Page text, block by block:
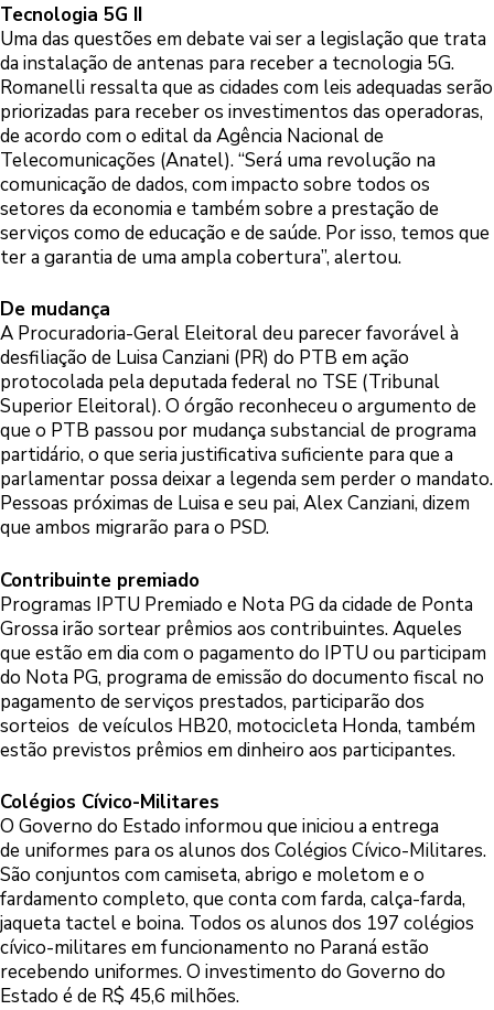
Tecnologia 5G II
Uma das questões em debate vai ser a legislação que trata
da instalação de antenas para receber a tecnologia 5G.
Romanelli ressalta que as cidades com leis adequadas serão
priorizadas para receber os investimentos das operadoras,
de acordo com o edital da Agência Nacional de
Telecomunicações (Anatel). “Será uma revolução na
comunicação de dados, com impacto sobre todos os
setores da economia e também sobre a prestação de
serviços como de educação e de saúde. Por isso, temos que
ter a garantia de uma ampla cobertura”, alertou.
De mudança
A Procuradoria-Geral Eleitoral deu parecer favorável à
desfiliação de Luisa Canziani (PR) do PTB em ação
protocolada pela deputada federal no TSE (Tribunal
Superior Eleitoral). O órgão reconheceu o argumento de
que o PTB passou por mudança substancial de programa
partidário, o que seria justificativa suficiente para que a
parlamentar possa deixar a legenda sem perder o mandato.
Pessoas próximas de Luisa e seu pai, Alex Canziani, dizem
que ambos migrarão para o PSD.
Contribuinte premiado
Programas IPTU Premiado e Nota PG da cidade de Ponta
Grossa irão sortear prêmios aos contribuintes. Aqueles
que estão em dia com o pagamento do IPTU ou participam
do Nota PG, programa de emissão do documento fiscal no
pagamento de serviços prestados, participarão dos
sorteios de veículos HB20, motocicleta Honda, também
estão previstos prêmios em dinheiro aos participantes.
Colégios Cívico-Militares
O Governo do Estado informou que iniciou a entrega
de uniformes para os alunos dos Colégios Cívico-Militares.
São conjuntos com camiseta, abrigo e moletom e o
fardamento completo, que conta com farda, calça-farda,
jaqueta tactel e boina. Todos os alunos dos 197 colégios
cívico-militares em funcionamento no Paraná estão
recebendo uniformes. O investimento do Governo do
Estado é de R$ 45,6 milhões.